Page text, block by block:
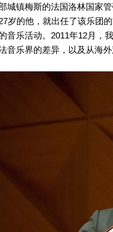
城镇梅斯的法国洛林国家
岁的他，就出任了该乐团
音乐活动。2011年12月，
音乐界的差异，以及从海